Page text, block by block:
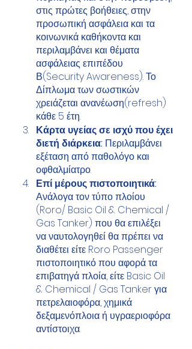
στις πρώτες βοήθειες, στην
προσωπική ασφάλεια και τα
κοινωνικά καθήκοντα και
περιλαμβάνει και θέματα
ασφάλειας επιπέδου
Β(Security Awareness). Το
Δίπλωμα των σωστικών
χρειάζεται ανανέωση(refresh)
κάθε 5 έτη.
Κάρτα υγείας σε ισχύ που έχει
διετή διάρκεια: Περιλαμβάνει
εξέταση από παθολόγο και
οφθαλμίατρο.
Επί μέρους πιστοποιητικά:
Ανάλογα τον τύπο πλοίου
(Roro/ Basic Oil & Chemical /
Gas Tanker) που θα επιλέξει
να ναυτολογηθεί θα πρέπει να
διαθέτει είτε Roro Passenger
πιστοποιητικό που αφορά τα
επιβατηγά πλοία, είτε Basic Oil
& Chemical / Gas Tanker για
πετρελαιοφόρα, χημικά
δεξαμενόπλοια ή υγραεριοφόρα
αντίστοιχα.